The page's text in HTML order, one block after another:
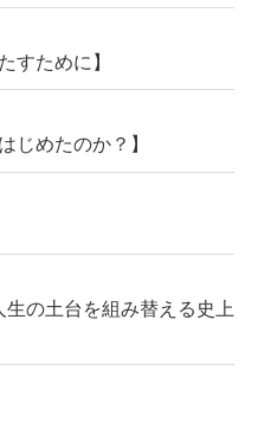
すために】
じめたのか？】
生の土台を組み替える史上